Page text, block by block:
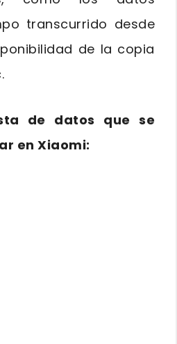
transcurrido desde
de la copia
de datos que se
en Xiaomi: